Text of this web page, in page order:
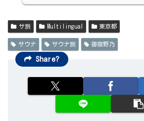
サ旅 Multilingual 東京都
サウナ サウナ旅 御宿野乃
Share?